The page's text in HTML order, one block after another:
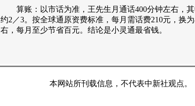
算账：以市话为准，王先生月通话400分钟左右，其
约2／3。按全球通原资费标准，每月需话费210元，换
右，每月至少节省百元。结论是小灵通最省钱。
本网站所刊载信息，不代表中新社观点